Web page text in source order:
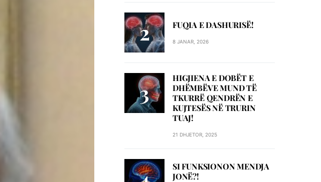
FUQIA E DASHURISË!
8 JANAR, 2026
HIGJIENA E DOBËT E
DHËMBËVE MUND TË
TKURRË QENDRËN E
KUJTESËS NË TRURIN
TUAJ!
21 DHJETOR, 2025
SI FUNKSIONON MENDJA
JONË?!